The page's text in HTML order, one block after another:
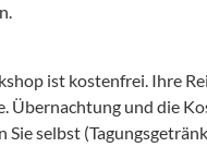
ist kostenfrei. Ihre
Übernachtung und die
selbst